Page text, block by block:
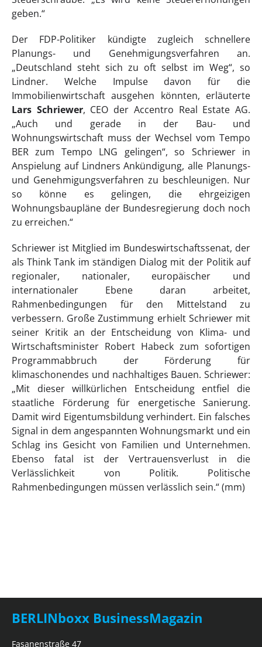
geben.“
Der FDP-Politiker kündigte zugleich schnellere
Planungs- und Genehmigungsverfahren an.
„Deutschland steht sich zu oft selbst im Weg“, so
Lindner. Welche Impulse davon für die
Immobilienwirtschaft ausgehen könnten, erläuterte
Lars Schriewer, CEO der Accentro Real Estate AG.
„Auch und gerade in der Bau- und
Wohnungswirtschaft muss der Wechsel vom Tempo
BER zum Tempo LNG gelingen“, so Schriewer in
Anspielung auf Lindners Ankündigung, alle Planungs-
und Genehmigungsverfahren zu beschleunigen. Nur
so könne es gelingen, die ehrgeizigen
Wohnungsbaupläne der Bundesregierung doch noch
zu erreichen.“
Schriewer ist Mitglied im Bundeswirtschaftssenat, der
als Think Tank im ständigen Dialog mit der Politik auf
regionaler, nationaler, europäischer und
internationaler Ebene daran arbeitet,
Rahmenbedingungen für den Mittelstand zu
verbessern. Große Zustimmung erhielt Schriewer mit
seiner Kritik an der Entscheidung von Klima- und
Wirtschaftsminister Robert Habeck zum sofortigen
Programmabbruch der Förderung für
klimaschonendes und nachhaltiges Bauen. Schriewer:
„Mit dieser willkürlichen Entscheidung entfiel die
staatliche Förderung für energetische Sanierung.
Damit wird Eigentumsbildung verhindert. Ein falsches
Signal in dem angespannten Wohnungsmarkt und ein
Schlag ins Gesicht von Familien und Unternehmen.
Ebenso fatal ist der Vertrauensverlust in die
Verlässlichkeit von Politik. Politische
Rahmenbedingungen müssen verlässlich sein.“ (mm)
BERLINboxx BusinessMagazin
Fasanenstraße 47